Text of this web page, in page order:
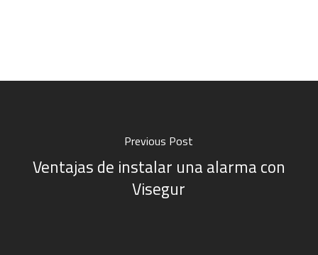
Previous Post
Ventajas de instalar una alarma con
Visegur